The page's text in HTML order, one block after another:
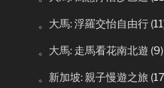
。大馬: 浮羅交怡自由行
。大馬: 走馬看花南北遊 (9)
。新加坡: 親子慢遊之旅